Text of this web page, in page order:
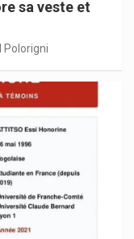
sa veste et
Polorigni